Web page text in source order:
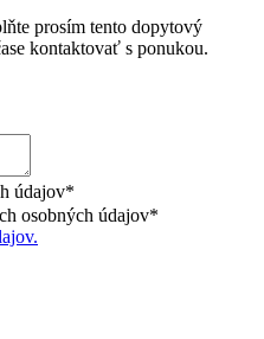
prosím tento dopytový
kontaktovať s ponukou.
údajov*
osobných údajov*